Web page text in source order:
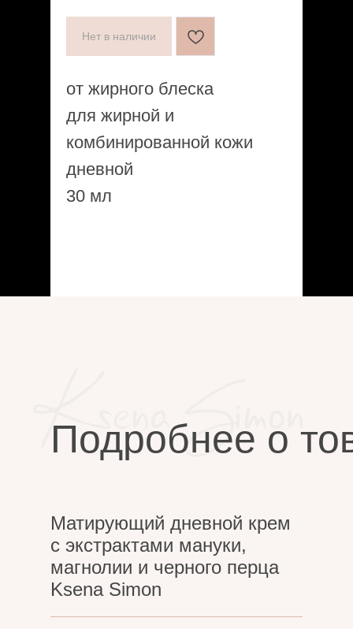
Нет в наличии
от жирного блеска
для жирной и
комбинированной кожи
дневной
30 мл
Подробнее о
Матирующий дневной крем
с экстрактами мануки,
магнолии и черного перца
Ksena Simon